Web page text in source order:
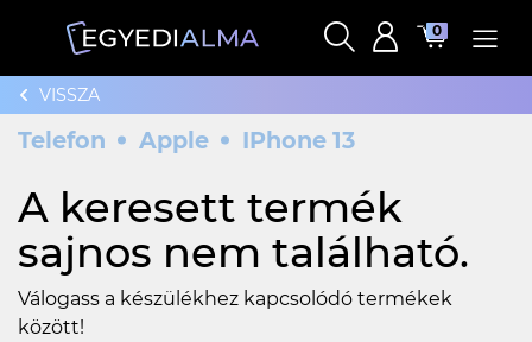
0
VISSZA
Telefon Apple IPhone 13
A keresett termék
sajnos nem található.
Válogass a készülékhez kapcsolódó termékek
között!